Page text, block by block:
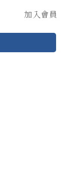
加入會員